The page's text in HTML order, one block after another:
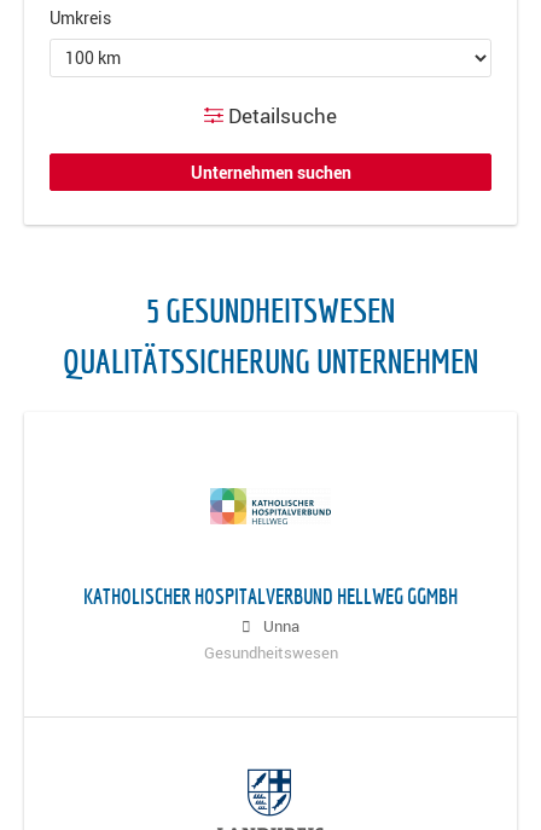
Umkreis
Detailsuche
5 GESUNDHEITSWESEN
QUALITÄTSSICHERUNG UNTERNEHMEN
KATHOLISCHER HOSPITALVERBUND HELLWEG GGMBH
Unna
Gesundheitswesen